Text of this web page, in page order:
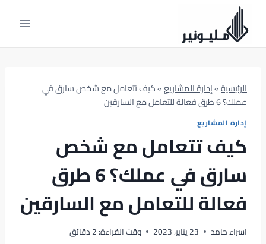
التجاوز
المحتوى
الرئيسية»إدارة المشاريع»كيف تتعامل مع شخص سارق في
عملك؟ 6 طرق فعالة للتعامل مع السارقين
إدارة المشاريع
كيف تتعامل مع شخص
سارق في عملك؟ 6 طرق
فعالة للتعامل مع السارقين
اسراء حامد 23 يناير، 2023 وقت القراءة:2دقائق